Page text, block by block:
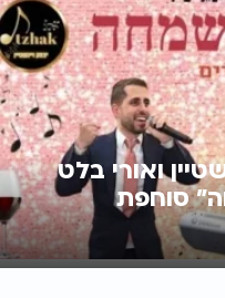
ואורי בלט
סוחפת